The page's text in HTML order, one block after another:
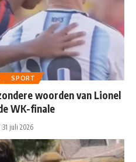
SPORT
woorden van Lionel
WK-finale
31 juli 2026